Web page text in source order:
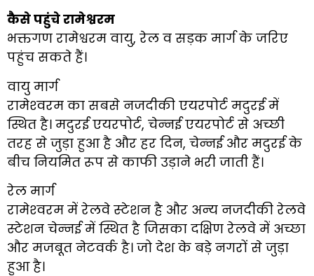
कैसे पहुंचे रामेश्वरम
भक्तगण रामेश्वरम वायु, रेल व सड़क मार्ग के जरिए
पहुंच सकते हैं।
वायु मार्ग
रामेश्‍वरम का सबसे नजदीकी एयरपोर्ट मदुरई में
स्थित है। मदुरई एयरपोर्ट, चेन्‍नई एयरपोर्ट से अच्‍छी
तरह से जुड़ा हुआ है और हर दिन, चेन्‍नई और मदुरई के
बीच नियमित रूप से काफी उड़ाने भरी जाती हैं।
रेल मार्ग
रामेश्‍वरम में रेलवे स्‍टेशन है और अन्‍य नजदीकी रेलवे
स्‍टेशन चेन्‍नई में स्थित है जिसका दक्षिण रेलवे में अच्‍छा
और मजबूत नेटवर्क है। जो देश के बड़े नगरों से जुड़ा
हुआ है।